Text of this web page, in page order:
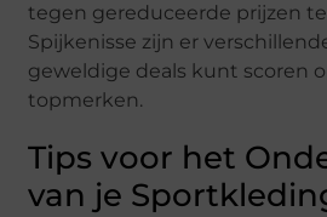
tegen gereduceerde prijzen
Spijkenisse zijn er
geweldige deals kunt scoren
topmerken.
Tips voor het
van je